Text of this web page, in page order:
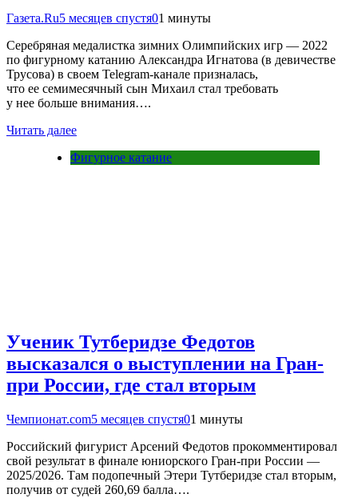
Газета.Ru5 месяцев спустя01 минуты
Серебряная медалистка зимних Олимпийских игр — 2022
по фигурному катанию Александра Игнатова (в девичестве
Трусова) в своем Telegram-канале призналась,
что ее семимесячный сын Михаил стал требовать
у нее больше внимания….
Читать далее
Фигурное катание
Ученик Тутберидзе Федотов
высказался о выступлении на Гран-
при России, где стал вторым
Чемпионат.com5 месяцев спустя01 минуты
Российский фигурист Арсений Федотов прокомментировал
свой результат в финале юниорского Гран-при России —
2025/2026. Там подопечный Этери Тутберидзе стал вторым,
получив от судей 260,69 балла….